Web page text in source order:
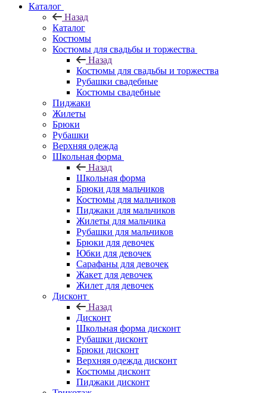
Каталог
Назад
Каталог
Костюмы
Костюмы для свадьбы и торжества
Назад
Костюмы для свадьбы и торжества
Рубашки свадебные
Костюмы свадебные
Пиджаки
Жилеты
Брюки
Рубашки
Верхняя одежда
Школьная форма
Назад
Школьная форма
Брюки для мальчиков
Костюмы для мальчиков
Пиджаки для мальчиков
Жилеты для мальчика
Рубашки для мальчиков
Брюки для девочек
Юбки для девочек
Сарафаны для девочек
Жакет для девочек
Жилет для девочек
Дисконт
Назад
Дисконт
Школьная форма дисконт
Рубашки дисконт
Брюки дисконт
Верхняя одежда дисконт
Костюмы дисконт
Пиджаки дисконт